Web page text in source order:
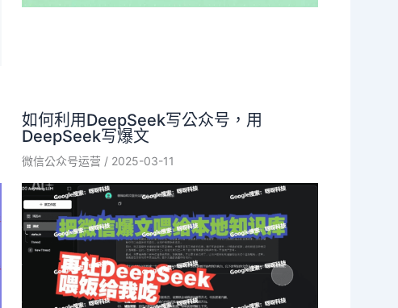
如何利用DeepSeek写公众号，用
DeepSeek写爆文
微信公众号运营 / 2025-03-11